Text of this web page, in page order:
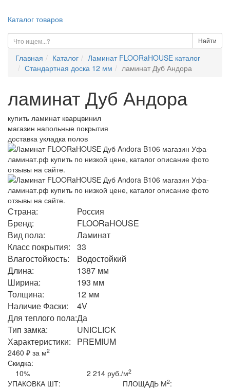
Каталог товаров
Найти
Главная Каталог
Ламинат FLOORaHOUSE каталог
Стандартная доска 12 мм
ламинат Дуб Андора
ламинат Дуб Андора
купить ламинат кварцвинил
магазин напольные покрытия
доставка укладка полов
Страна:
Россия
Бренд:
FLOORaHOUSE
Вид пола:
Ламинат
Класс покрытия:
33
Влагостойкость:
Водостойкий
Длина:
1387 мм
Ширина:
193 мм
Толщина:
12 мм
Наличие Фаски:
4V
Для теплого пола:Да
Тип замка:
UNICLICK
Характеристики:
PREMIUM
2460 ₽ за м2
Скидка:
10%
2 214 руб./м2
УПАКОВКА ШТ: ПЛОЩАДЬ М2: